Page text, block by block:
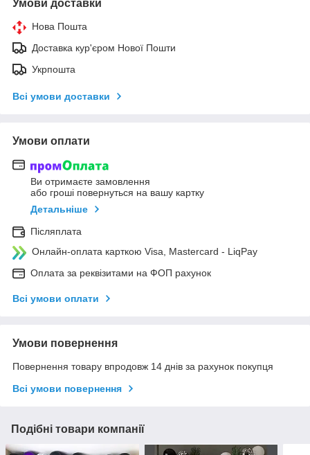
Умови доставки
Нова Пошта
Доставка кур'єром Нової Пошти
Укрпошта
Всі умови доставки
Умови оплати
Ви отримаєте замовлення
або гроші повернуться на вашу картку
Детальніше
Післяплата
Онлайн-оплата карткою Visa, Mastercard - LiqPay
Оплата за реквізитами на ФОП рахунок
Всі умови оплати
Умови повернення
Повернення товару впродовж 14 днів за рахунок покупця
Всі умови повернення
Подібні товари компанії